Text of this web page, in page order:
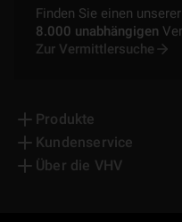
Finden Sie einen unserer
8.000 unabhängigen
Zur Vermittlersuche
Produkte
Kundenservice
Über die VHV